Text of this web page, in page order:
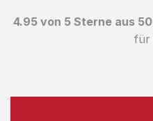
4.95 von 5 Sterne aus
für